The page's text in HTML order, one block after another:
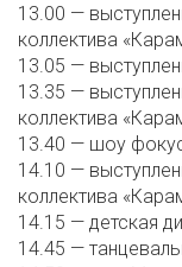
13.00 —
коллектива
13.05 —
13.35 —
коллектива
13.40 — шоу
14.10 —
коллектива
14.15 — детская
14.45 —